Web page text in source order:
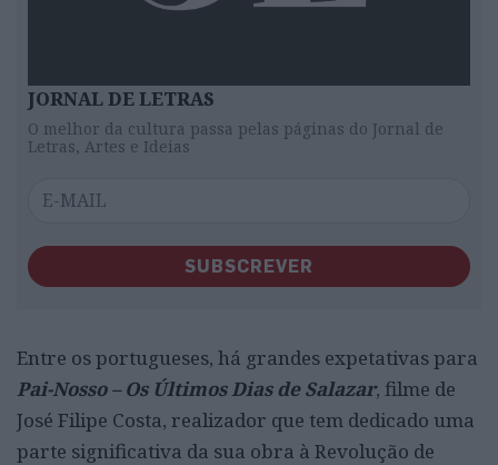
JORNAL DE LETRAS
O melhor da cultura passa pelas páginas do Jornal de
Letras, Artes e Ideias
SUBSCREVER
Entre os portugueses, há grandes expetativas para
Pai-Nosso – Os Últimos Dias de Salazar, filme de
José Filipe Costa, realizador que tem dedicado uma
parte significativa da sua obra à Revolução de